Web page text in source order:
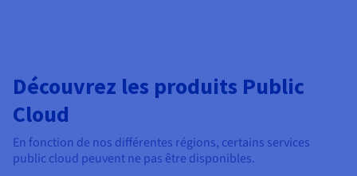
Découvrez les produits Public
Cloud
En fonction de nos différentes régions, certains services
public cloud peuvent ne pas être disponibles.